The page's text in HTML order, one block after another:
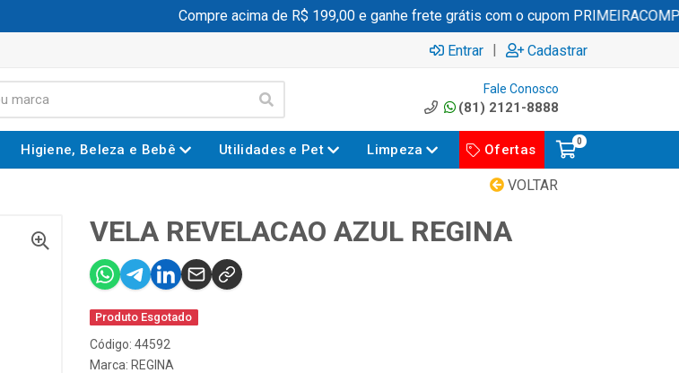
Compre acima de R$ 199,00 e ganhe frete grátis com o cupom
Entrar | Cadastrar
Fale Conosco
(81) 2121-8888
Higiene, Beleza e Bebê Utilidades e Pet Limpeza Ofertas
0
VOLTAR
VELA REVELACAO AZUL REGINA
Produto Esgotado
Código: 44592
Marca: REGINA